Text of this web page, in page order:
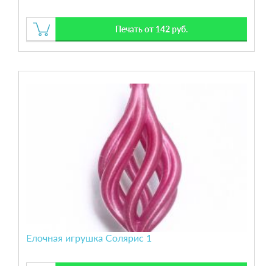
Печать от 142 руб.
Елочная игрушка Солярис 1